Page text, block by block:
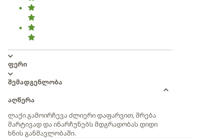
ფერი
შემადგენლობა
აღწერა
ლაქი გამოირჩევა ძლიერი დაფარვით, შრება
მარტივად და ინარჩუნებს მდგრადობას დიდი
ხნის განმავლობაში.